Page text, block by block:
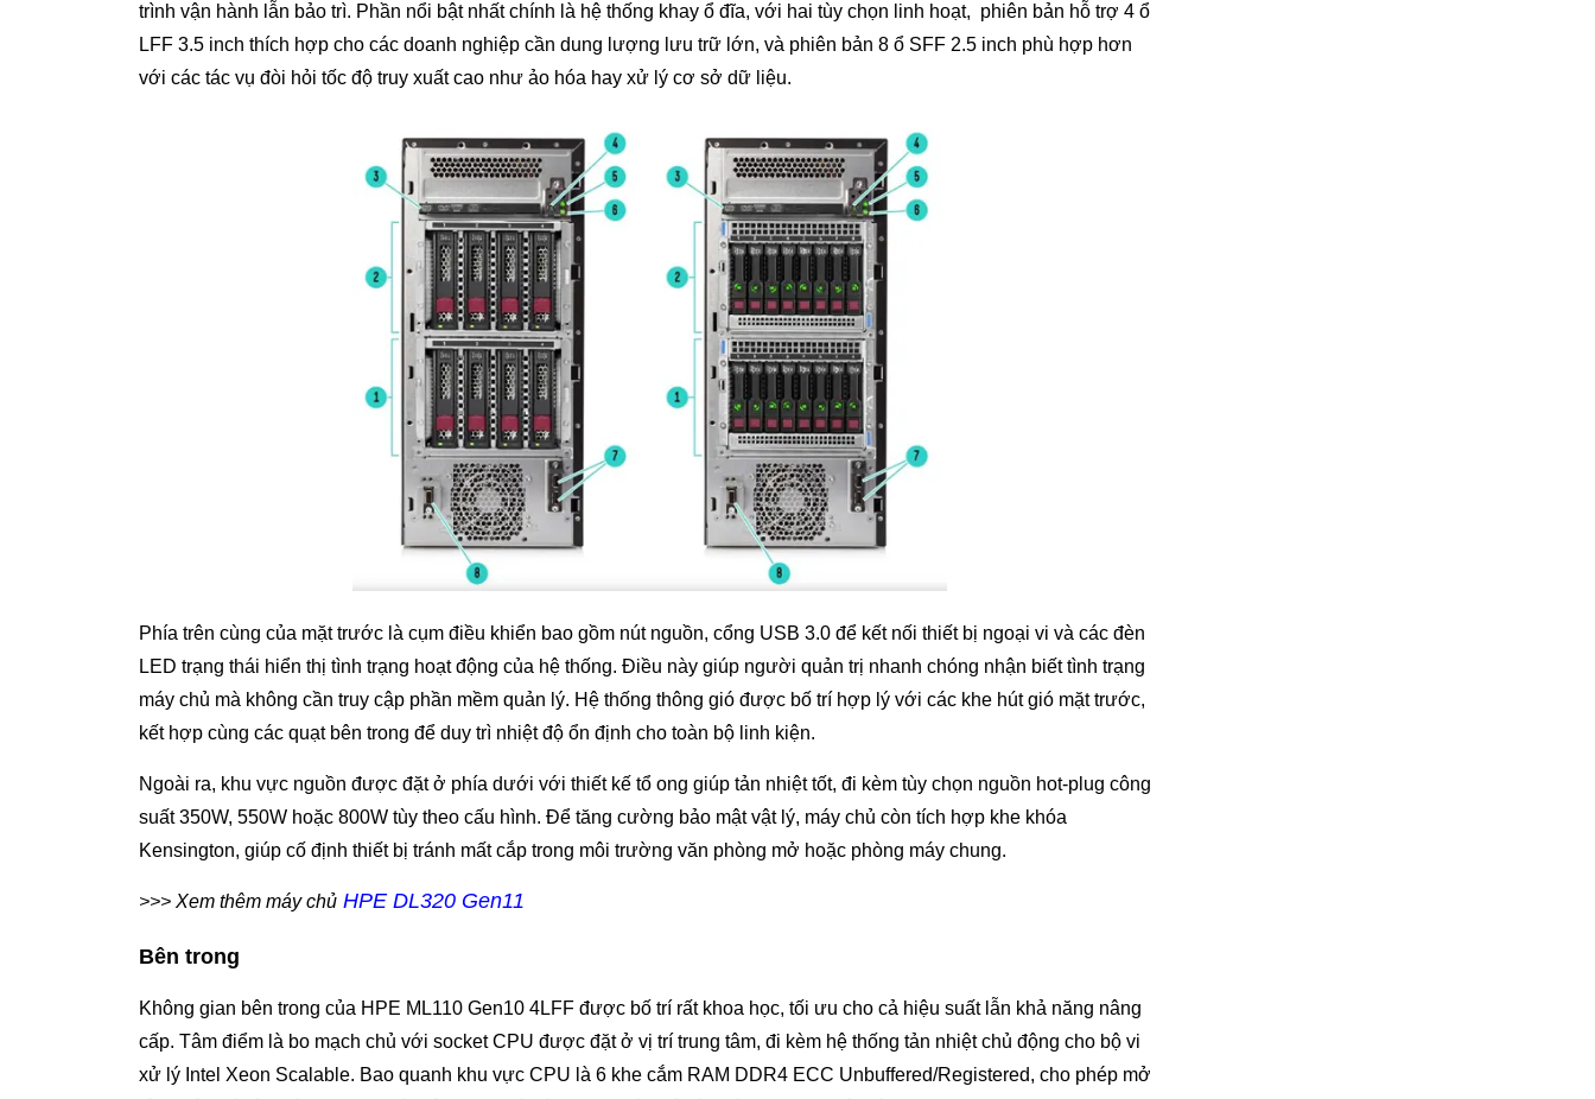
trình vận hành lẫn bảo trì. Phần nổi bật nhất chính là hệ thống khay ổ đĩa, với hai tùy chọn linh hoạt, phiên bản hỗ trợ 4 ổ
LFF 3.5 inch thích hợp cho các doanh nghiệp cần dung lượng lưu trữ lớn, và phiên bản 8 ổ SFF 2.5 inch phù hợp hơn
với các tác vụ đòi hỏi tốc độ truy xuất cao như ảo hóa hay xử lý cơ sở dữ liệu.
Phía trên cùng của mặt trước là cụm điều khiển bao gồm nút nguồn, cổng USB 3.0 để kết nối thiết bị ngoại vi và các đèn
LED trạng thái hiển thị tình trạng hoạt động của hệ thống. Điều này giúp người quản trị nhanh chóng nhận biết tình trạng
máy chủ mà không cần truy cập phần mềm quản lý. Hệ thống thông gió được bố trí hợp lý với các khe hút gió mặt trước,
kết hợp cùng các quạt bên trong để duy trì nhiệt độ ổn định cho toàn bộ linh kiện.
Ngoài ra, khu vực nguồn được đặt ở phía dưới với thiết kế tổ ong giúp tản nhiệt tốt, đi kèm tùy chọn nguồn hot-plug công
suất 350W, 550W hoặc 800W tùy theo cấu hình. Để tăng cường bảo mật vật lý, máy chủ còn tích hợp khe khóa
Kensington, giúp cố định thiết bị tránh mất cắp trong môi trường văn phòng mở hoặc phòng máy chung.
>>> Xem thêm máy chủ HPE DL320 Gen11
Bên trong
Không gian bên trong của HPE ML110 Gen10 4LFF được bố trí rất khoa học, tối ưu cho cả hiệu suất lẫn khả năng nâng
cấp. Tâm điểm là bo mạch chủ với socket CPU được đặt ở vị trí trung tâm, đi kèm hệ thống tản nhiệt chủ động cho bộ vi
xử lý Intel Xeon Scalable. Bao quanh khu vực CPU là 6 khe cắm RAM DDR4 ECC Unbuffered/Registered, cho phép mở